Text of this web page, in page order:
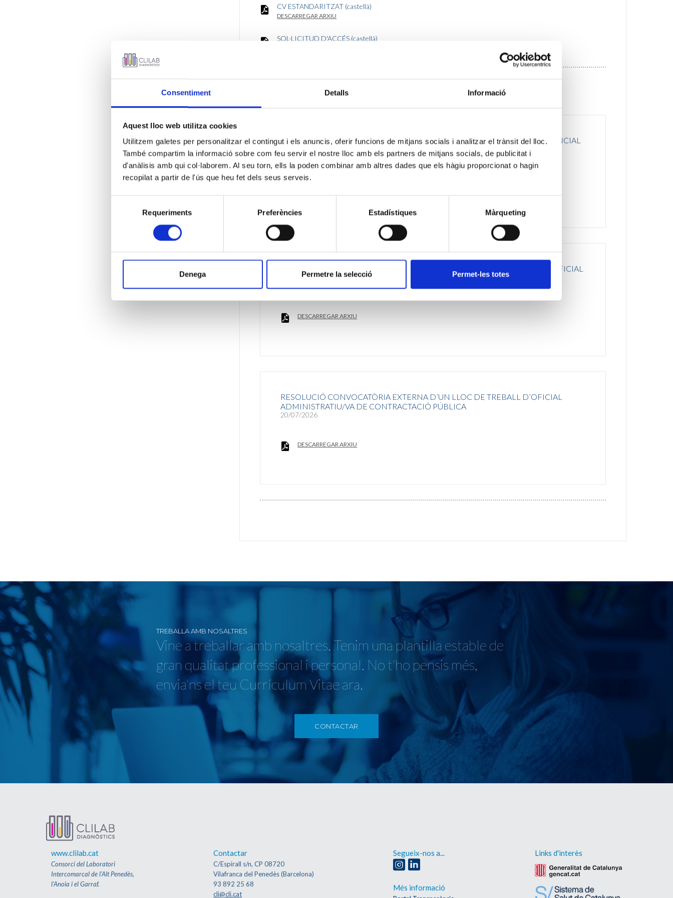
Consentiment Detalls Informació
Aquest lloc web utilitza cookies
Utilitzem galetes per personalitzar el contingut i els anuncis, oferir funcions de mitjans socials i analitzar el trànsit del lloc.
També compartim la informació sobre com feu servir el nostre lloc amb els partners de mitjans socials, de publicitat i
d'anàlisis amb qui col·laborem. Al seu torn, ells la poden combinar amb altres dades que els hàgiu proporcionat o hagin
recopilat a partir de l'ús que heu fet dels seus serveis.
Requeriments Preferències Estadístiques Màrqueting
Denega Permetre la selecció Permet-les totes
CV ESTANDARITZAT (castellà)
DESCARREGAR ARXIU
SOL·LICITUD D'ACCÉS (castellà)
FASE I ADMESOS CONVOCATÒRIA EXTERNA D’UN LLOC DE TREBALL D’OFICIAL
ADMINISTRATIU/VA DE CONTRACTACIÓ PÚBLICA
16/07/2026
FASE II ADMESOS CONVOCATÒRIA EXTERNA D’UN LLOC DE TREBALL D’OFICIAL
ADMINISTRATIU/VA DE CONTRACTACIÓ PÚBLICA
17/07/2026
DESCARREGAR ARXIU
RESOLUCIÓ CONVOCATÒRIA EXTERNA D’UN LLOC DE TREBALL D’OFICIAL
ADMINISTRATIU/VA DE CONTRACTACIÓ PÚBLICA
20/07/2026
DESCARREGAR ARXIU
TREBALLA AMB NOSALTRES
Vine a treballar amb nosaltres. Tenim una plantilla estable de
gran qualitat professional i personal. No t'ho pensis més,
envia'ns el teu Currículum Vitae ara.
CONTACTAR
www.clilab.cat
Consorci del Laboratori
Intercomarcal de l'Alt Penedès,
l'Anoia i el Garraf.
Contactar
C/Espirall s/n, CP 08720
Vilafranca del Penedès (Barcelona)
93 892 25 68
cli@cli.cat
Segueix-nos a...
Més informació
Links d'interès